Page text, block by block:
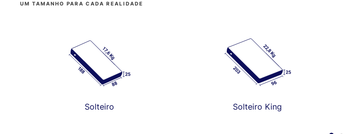
UM TAMANHO PARA CADA REALIDADE
Solteiro Solteiro King